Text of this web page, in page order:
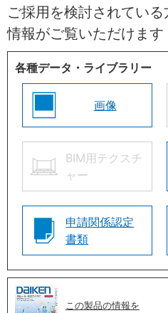
ご採用を検討されてい
情報がご覧いただけます
各種データ・ライブラリー
画像
BIM用テクスチ
ャー
申請関係認定
書類
この製品の情報を